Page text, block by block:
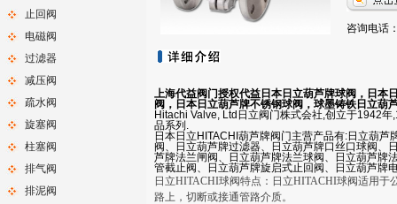
止回阀
电磁阀
过滤器
减压阀
疏水阀
旋塞阀
柱塞阀
排气阀
排泥阀
咨询电话
上海代益阀门授权代益日本日立葫芦牌球阀，日本
阀，日本日立葫芦牌不锈钢球阀，球墨铸铁日立
Hitachi Valve, Ltd日立阀门株式会社,创立于1942
品系列.
日本日立HITACHI葫芦牌阀门主营产品有:日立葫
阀、日立葫芦牌过滤器、日立葫芦牌口丝口球阀、
芦牌法兰闸阀、日立葫芦牌法兰球阀、日立葫芦牌
管截止阀、日立葫芦牌旋启式止回阀、日立葫芦牌
日立HITACHI球阀特点： 日立HITACHI球阀适用于
路上，切断或接通管路介质。